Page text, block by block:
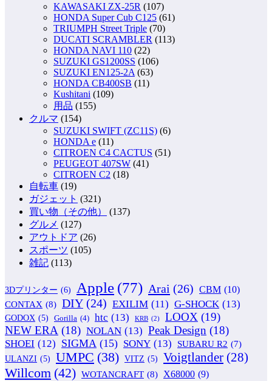
KAWASAKI ZX-25R (107)
HONDA Super Cub C125 (61)
TRIUMPH Street Triple (70)
DUCATI SCRAMBLER (113)
HONDA NAVI 110 (22)
SUZUKI GS1200SS (106)
SUZUKI EN125-2A (63)
HONDA CB400SB (11)
Kushitani (109)
用品 (155)
クルマ (154)
SUZUKI SWIFT (ZC11S) (6)
HONDA e (11)
CITROEN C4 CACTUS (51)
PEUGEOT 407SW (41)
CITROEN C2 (18)
自転車 (19)
ガジェット (321)
買い物（その他）
(137)
グルメ (127)
アウトドア (26)
スポーツ (105)
雑記 (113)
3Dプリンター (6) Apple (77) Arai (26) CBM (10)
CONTAX (8) DIY (24) EXILIM (11) G-SHOCK (13)
GODOX (5) Gorilla (4) htc (13) KRB (2) LOOX (19)
NEW ERA (18) NOLAN (13) Peak Design (18)
SHOEI (12) SIGMA (15) SONY (13) SUBARU R2 (7)
ULANZI (5) UMPC (38) VITZ (5) Voigtlander (28)
Willcom (42) WOTANCRAFT (8) X68000 (9)